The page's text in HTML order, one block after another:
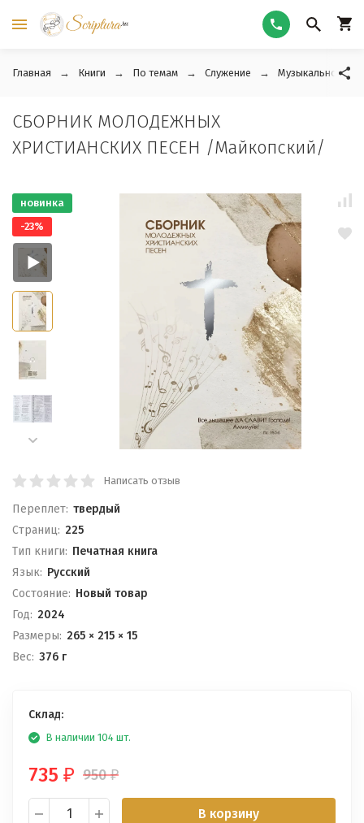
Главная Книги По темам Служение Музыкальное
СБОРНИК МОЛОДЕЖНЫХ
ХРИСТИАНСКИХ ПЕСЕН /Майкопский/
новинка
-23%
Написать отзыв
Переплет: твердый
Cтраниц: 225
Тип книги: Печатная книга
Язык: Русский
Состояние: Новый товар
Год: 2024
Размеры: 265 × 215 × 15
Вес: 376 г
Склад:
В наличии 104 шт.
735 ₽ 950₽
В корзину